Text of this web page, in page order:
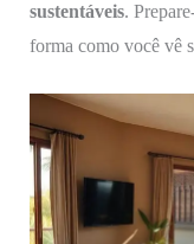
sustentáveis.
forma como você vê